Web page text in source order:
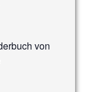
von